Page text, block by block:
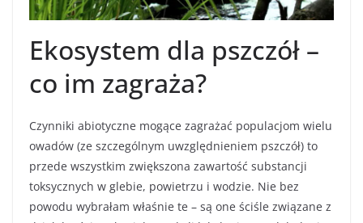
Ekosystem dla pszczół –
co im zagraża?
Czynniki abiotyczne mogące zagrażać populacjom wielu
owadów (ze szczególnym uwzględnieniem pszczół) to
przede wszystkim zwiększona zawartość substancji
toksycznych w glebie, powietrzu i wodzie. Nie bez
powodu wybrałam właśnie te – są one ściśle związane z